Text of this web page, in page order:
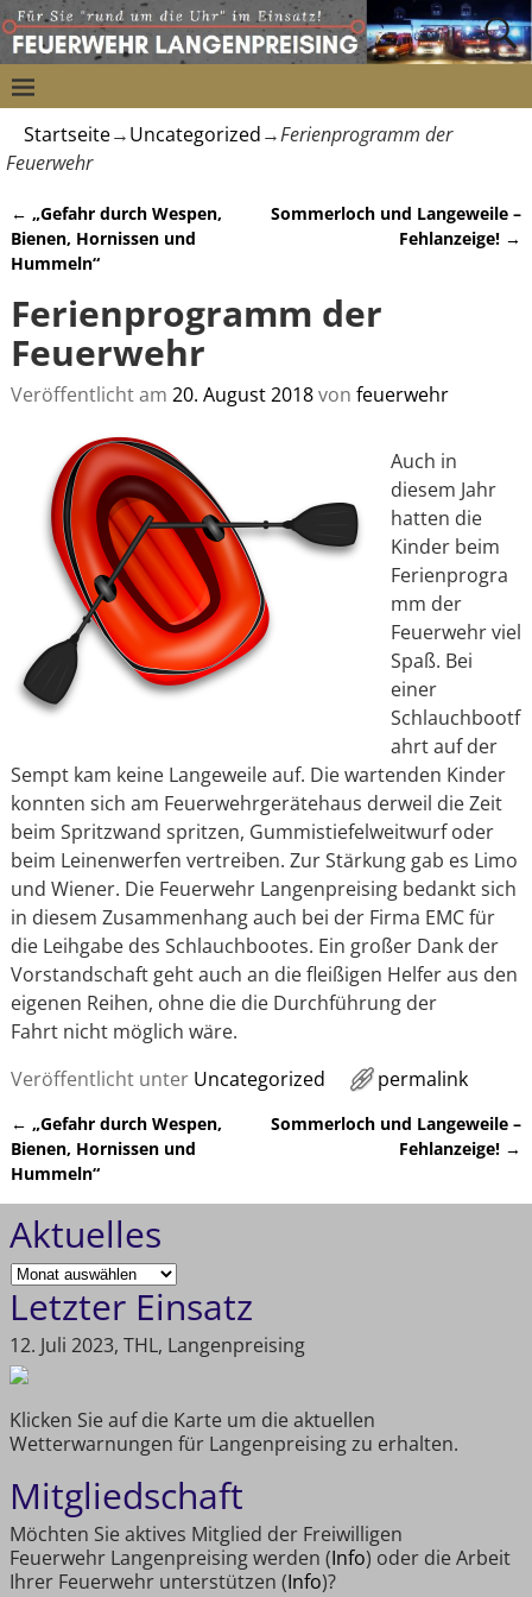
Startseite→Uncategorized→Ferienprogramm der
Feuerwehr
Artikelnavigation
← „Gefahr durch Wespen,
Bienen, Hornissen und
Hummeln“
Sommerloch und Langeweile –
Fehlanzeige! →
Ferienprogramm der
Feuerwehr
Veröffentlicht am 20. August 2018von feuerwehr
Auch in
diesem Jahr
hatten die
Kinder beim
Ferienprogra
mm der
Feuerwehr viel
Spaß. Bei
einer
Schlauchbootf
ahrt auf der
Sempt kam keine Langeweile auf. Die wartenden Kinder
konnten sich am Feuerwehrgerätehaus derweil die Zeit
beim Spritzwand spritzen, Gummistiefelweitwurf oder
beim Leinenwerfen vertreiben. Zur Stärkung gab es Limo
und Wiener. Die Feuerwehr Langenpreising bedankt sich
in diesem Zusammenhang auch bei der Firma EMC für
die Leihgabe des Schlauchbootes. Ein großer Dank der
Vorstandschaft geht auch an die fleißigen Helfer aus den
eigenen Reihen, ohne die die Durchführung der
Fahrt nicht möglich wäre.
Veröffentlicht unter Uncategorized permalink
Artikelnavigation
← „Gefahr durch Wespen,
Bienen, Hornissen und
Hummeln“
Sommerloch und Langeweile –
Fehlanzeige! →
Aktuelles
Letzter Einsatz
12. Juli 2023, THL, Langenpreising
Klicken Sie auf die Karte um die aktuellen
Wetterwarnungen für Langenpreising zu erhalten.
Mitgliedschaft
Möchten Sie aktives Mitglied der Freiwilligen
Feuerwehr Langenpreising werden (Info) oder die Arbeit
Ihrer Feuerwehr unterstützen (Info)?